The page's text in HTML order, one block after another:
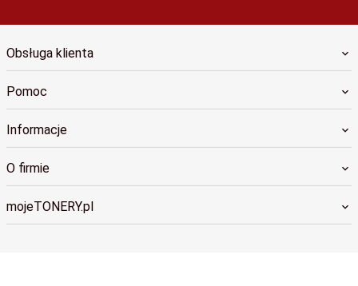
Obsługa klienta
Pomoc
Informacje
O firmie
mojeTONERY.pl